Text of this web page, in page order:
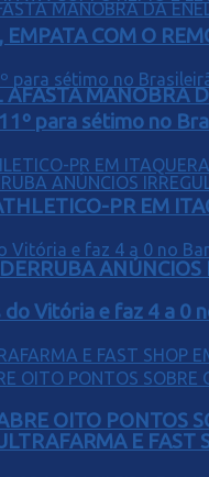
AFASTA MANOBRA
ANÚNCIOS
E FAST
EMPATA COM O
para sétimo no
PR EM
Vitória e faz 4 a 0
OITO PONTOS